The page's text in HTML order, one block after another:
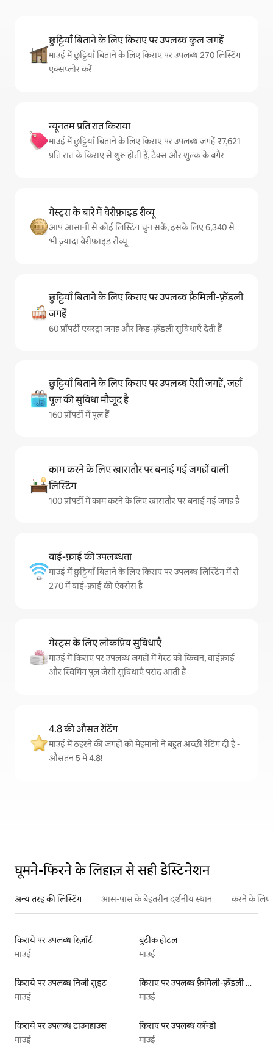
छुट्टियाँ बिताने के लिए किराए पर उपलब्ध कुल जगहें
माउई में छुट्टियाँ बिताने के लिए किराए पर उपलब्ध 270 लिस्टिंग
एक्सप्लोर करें
न्यूनतम प्रति रात किराया
माउई में छुट्टियाँ बिताने के लिए किराए पर उपलब्ध जगहें ₹7,621
प्रति रात के किराए से शुरू होती हैं, टैक्स और शुल्क के बगैर
गेस्ट्स के बारे में वेरीफ़ाइड रीव्यू
आप आसानी से कोई लिस्टिंग चुन सकें, इसके लिए 6,340 से
भी ज़्यादा वेरीफ़ाइड रीव्यू
छुट्टियाँ बिताने के लिए किराए पर उपलब्ध फ़ैमिली-फ़्रेंडली
जगहें
60 प्रॉपर्टी एक्स्ट्रा जगह और किड-फ़्रेंडली सुविधाएँ देती हैं
छुट्टियाँ बिताने के लिए किराए पर उपलब्ध ऐसी जगहें, जहाँ
पूल की सुविधा मौजूद है
160 प्रॉपर्टी में पूल हैं
काम करने के लिए खासतौर पर बनाई गई जगहों वाली
लिस्टिंग
100 प्रॉपर्टी में काम करने के लिए खासतौर पर बनाई गई जगह है
वाई-फ़ाई की उपलब्धता
माउई में छुट्टियाँ बिताने के लिए किराए पर उपलब्ध लिस्टिंग में से
270 में वाई-फ़ाई की ऐक्सेस है
गेस्ट्स के लिए लोकप्रिय सुविधाएँ
माउई में किराए पर उपलब्ध जगहों में गेस्ट को किचन, वाईफ़ाई
और स्विमिंग पूल जैसी सुविधाएँ पसंद आती हैं
4.8 की औसत रेटिंग
माउई में ठहरने की जगहों को मेहमानों ने बहुत अच्छी रेटिंग दी है -
औसतन 5 में 4.8!
घूमने-फिरने के लिहाज़ से सही डेस्टिनेशन
अन्य तरह की लिस्टिंग आस-पास के बेहतरीन दर्शनीय स्थान करने के लिए
किराये पर उपलब्ध रिज़ॉर्ट
माउई
बुटीक होटल
माउई
किराये पर उपलब्ध निजी सुइट
माउई
किराए पर उपलब्ध फ़ैमिली-फ़्रेंडली लिस्टिंग
माउई
किराये पर उपलब्ध टाउनहाउस
माउई
किराए पर उपलब्ध कॉन्डो
माउई